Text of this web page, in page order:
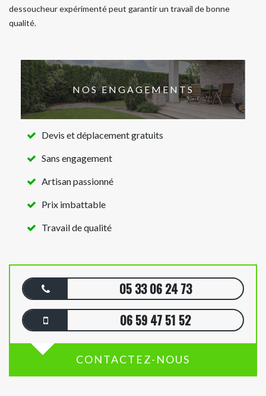
dessoucheur expérimenté peut garantir un travail de bonne
qualité.
NOS ENGAGEMENTS
Devis et déplacement gratuits
Sans engagement
Artisan passionné
Prix imbattable
Travail de qualité
05 33 06 24 73
06 59 47 51 52
CONTACTEZ-NOUS